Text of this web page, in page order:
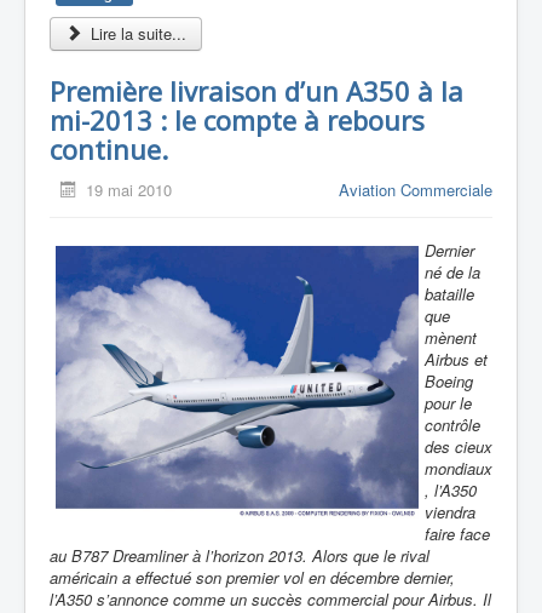
Lire la suite...
Première livraison d’un A350 à la
mi-2013 : le compte à rebours
continue.
19 mai 2010 Aviation Commerciale
Dernier
né de la
bataille
que
mènent
Airbus et
Boeing
pour le
contrôle
des cieux
mondiaux
, l’A350
viendra
faire face
au B787 Dreamliner à l’horizon 2013. Alors que le rival
américain a effectué son premier vol en décembre dernier,
l’A350 s’annonce comme un succès commercial pour Airbus. Il